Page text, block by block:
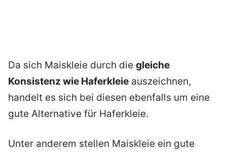
Da sich Maiskleie durch die gleiche
Konsistenz wie Haferkleie auszeichnen,
handelt es sich bei diesen ebenfalls um eine
gute Alternative für Haferkleie.
Unter anderem stellen Maiskleie ein gute